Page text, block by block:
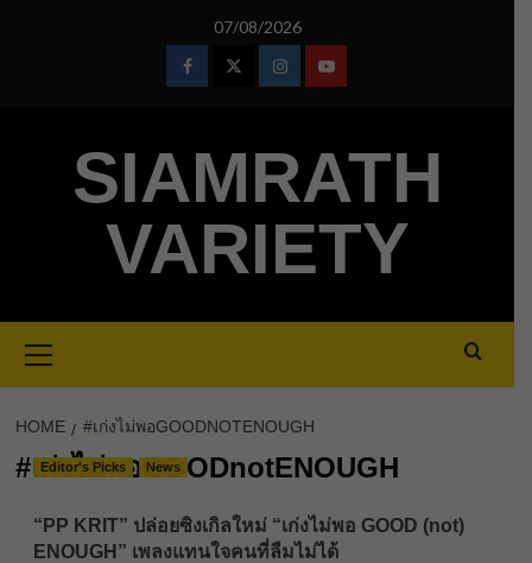
07/08/2026
FacebookTwitterInstagramYoutube
SIAMRATH
VARIETY
Menu
HOME #เก่งไม่พอGOODNOTENOUGH
#เก่งไม่พอGOODnotENOUGH
Editor's Picks News
“PP KRIT” ปล่อยซิงเกิลใหม่ “เก่งไม่พอ GOOD (not)
ENOUGH” เพลงแทนใจคนที่ลืมไม่ได้